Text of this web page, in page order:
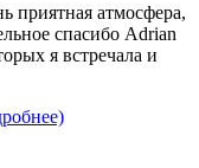
приятная атмосфера,
спасибо Adrian
я встречала и